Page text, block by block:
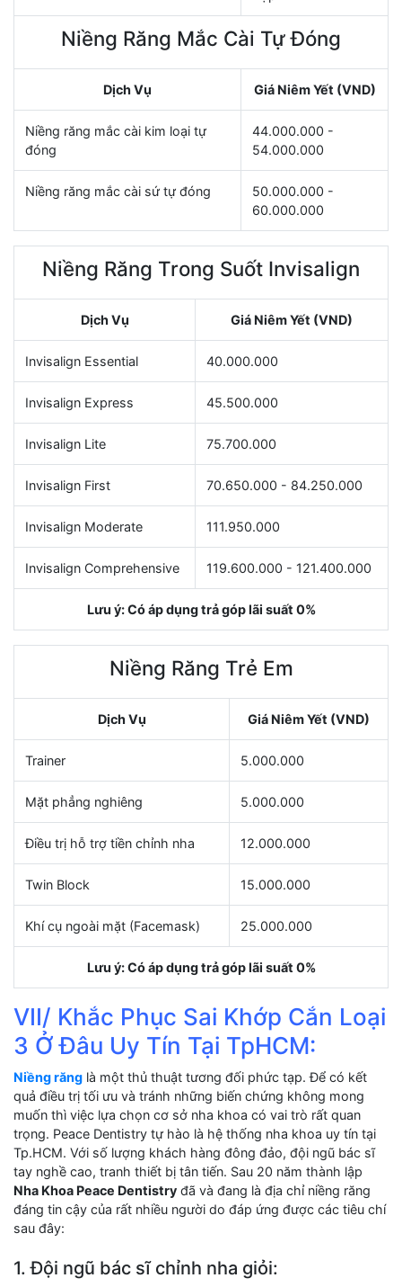
Niềng Răng Mắc Cài Tự Đóng
Dịch Vụ Giá Niêm Yết (VND)
Niềng răng mắc cài kim loại tự
đóng
44.000.000 -
54.000.000
Niềng răng mắc cài sứ tự đóng
50.000.000 -
60.000.000
Niềng Răng Trong Suốt Invisalign
Dịch Vụ Giá Niêm Yết (VND)
Invisalign Essential 40.000.000
Invisalign Express 45.500.000
Invisalign Lite 75.700.000
Invisalign First 70.650.000 - 84.250.000
Invisalign Moderate 111.950.000
Invisalign Comprehensive 119.600.000 - 121.400.000
Lưu ý: Có áp dụng trả góp lãi suất 0%
Niềng Răng Trẻ Em
Dịch Vụ Giá Niêm Yết (VND)
Trainer 5.000.000
Mặt phẳng nghiêng 5.000.000
Điều trị hỗ trợ tiền chỉnh nha 12.000.000
Twin Block 15.000.000
Khí cụ ngoài mặt (Facemask) 25.000.000
Lưu ý: Có áp dụng trả góp lãi suất 0%
VII/ Khắc Phục Sai Khớp Cắn Loại
3 Ở Đâu Uy Tín Tại TpHCM:
Niềng răng là một thủ thuật tương đối phức tạp. Để có kết
quả điều trị tối ưu và tránh những biến chứng không mong
muốn thì việc lựa chọn cơ sở nha khoa có vai trò rất quan
trọng. Peace Dentistry tự hào là hệ thống nha khoa uy tín tại
Tp.HCM. Với số lượng khách hàng đông đảo, đội ngũ bác sĩ
tay nghề cao, tranh thiết bị tân tiến. Sau 20 năm thành lập
Nha Khoa Peace Dentistry đã và đang là địa chỉ niềng răng
đáng tin cậy của rất nhiều người do đáp ứng được các tiêu chí
sau đây:
1. Đội ngũ bác sĩ chỉnh nha giỏi: